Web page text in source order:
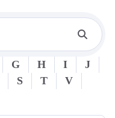
G H I
J
S T
V